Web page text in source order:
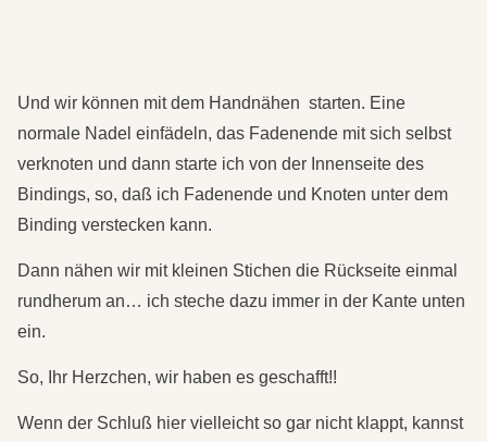
Und wir können mit dem Handnähen starten. Eine
normale Nadel einfädeln, das Fadenende mit sich selbst
verknoten und dann starte ich von der Innenseite des
Bindings, so, daß ich Fadenende und Knoten unter dem
Binding verstecken kann.
Dann nähen wir mit kleinen Stichen die Rückseite einmal
rundherum an… ich steche dazu immer in der Kante unten
ein.
So, Ihr Herzchen, wir haben es geschafft!!
Wenn der Schluß hier vielleicht so gar nicht klappt, kannst